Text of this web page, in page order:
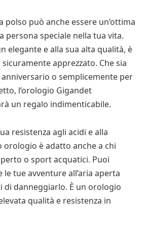
polso può anche essere un’ottima
persona speciale nella tua vita.
elegante e alla sua alta qualità, è
apprezzato. Che sia
o semplicemente per
l’orologio Gigandet
un regalo indimenticabile.
resistenza agli acidi e alla
orologio è adatto anche a chi
o sport acquatici. Puoi
tue avventure all’aria aperta
di danneggiarlo. È un orologio
qualità e resistenza in